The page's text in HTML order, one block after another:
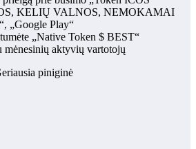
KELIŲ VALNOS, NEMOKAMAI
„Google Play“
„Native Token $ BEST“
mėnesinių aktyvių vartotojų